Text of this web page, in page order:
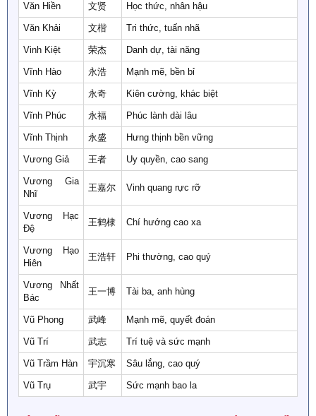
Văn Hiền 文贤 Học thức, nhân hậu
Văn Khải 文楷 Tri thức, tuấn nhã
Vinh Kiệt 荣杰 Danh dự, tài năng
Vĩnh Hào 永浩 Mạnh mẽ, bền bỉ
Vĩnh Kỳ 永奇 Kiên cường, khác biệt
Vĩnh Phúc 永福 Phúc lành dài lâu
Vĩnh Thịnh 永盛 Hưng thịnh bền vững
Vương Giả 王者 Uy quyền, cao sang
Vương Gia
Nhĩ
王嘉尔 Vinh quang rực rỡ
Vương Hạc
Đệ
王鹤棣 Chí hướng cao xa
Vương Hạo
Hiên
王浩轩 Phi thường, cao quý
Vương Nhất
Bác
王一博 Tài ba, anh hùng
Vũ Phong 武峰 Mạnh mẽ, quyết đoán
Vũ Trí 武志 Trí tuệ và sức mạnh
Vũ Trầm Hàn 宇沉寒 Sâu lắng, cao quý
Vũ Trụ 武宇 Sức mạnh bao la